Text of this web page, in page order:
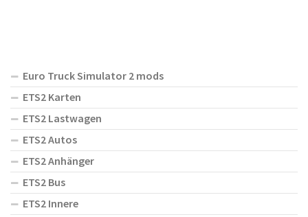
Euro Truck Simulator 2 mods
ETS2 Karten
ETS2 Lastwagen
ETS2 Autos
ETS2 Anhänger
ETS2 Bus
ETS2 Innere